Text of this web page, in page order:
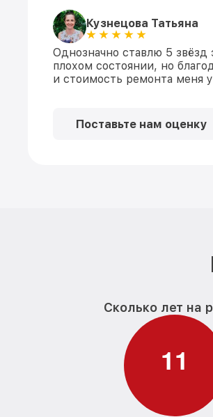
Кузнецова Татьяна
Однозначно ставлю 5
плохом состоянии, но
и стоимость ремонта меня
Поставьте нам оценку
Сколько лет на
11